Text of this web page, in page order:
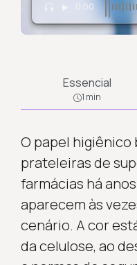
0:00
Essencial
1 min
O papel higiênico
prateleiras de
farmácias há
aparecem às
cenário. A cor
da celulose, ao